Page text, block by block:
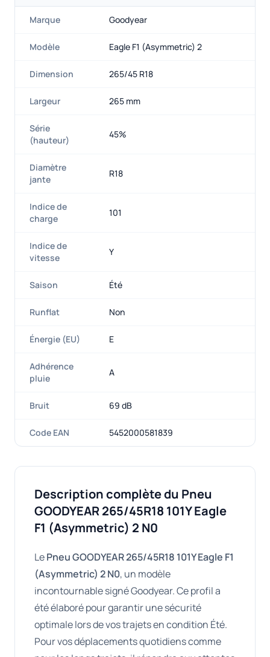
Marque Goodyear
Modèle Eagle F1 (Asymmetric) 2
Dimension 265/45 R18
Largeur 265 mm
Série
(hauteur)
45%
Diamètre
jante
R18
Indice de
charge
101
Indice de
vitesse
Y
Saison Été
Runflat Non
Énergie (EU) E
Adhérence
pluie
A
Bruit 69 dB
Code EAN 5452000581839
Description complète du Pneu
GOODYEAR 265/45R18 101Y Eagle
F1 (Asymmetric) 2 N0
LePneu GOODYEAR 265/45R18 101Y Eagle F1
(Asymmetric) 2 N0, un modèle
incontournable signé Goodyear. Ce profil a
été élaboré pour garantir une sécurité
optimale lors de vos trajets en condition Été.
Pour vos déplacements quotidiens comme